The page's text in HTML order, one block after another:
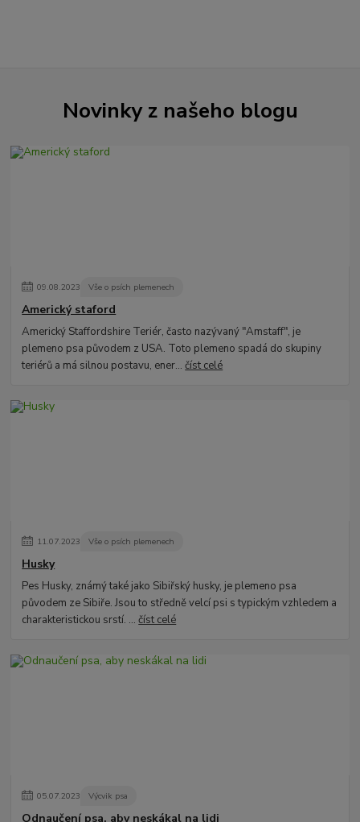
Novinky z našeho blogu
09.08.2023 Vše o psích plemenech
Americký staford
Americký Staffordshire Teriér, často nazývaný "Amstaff", je
plemeno psa původem z USA. Toto plemeno spadá do skupiny
teriérů a má silnou postavu, ener...číst celé
11.07.2023 Vše o psích plemenech
Husky
Pes Husky, známý také jako Sibiřský husky, je plemeno psa
původem ze Sibiře. Jsou to středně velcí psi s typickým vzhledem a
charakteristickou srstí. ...číst celé
05.07.2023 Výcvik psa
Odnaučení psa, aby neskákal na lidi